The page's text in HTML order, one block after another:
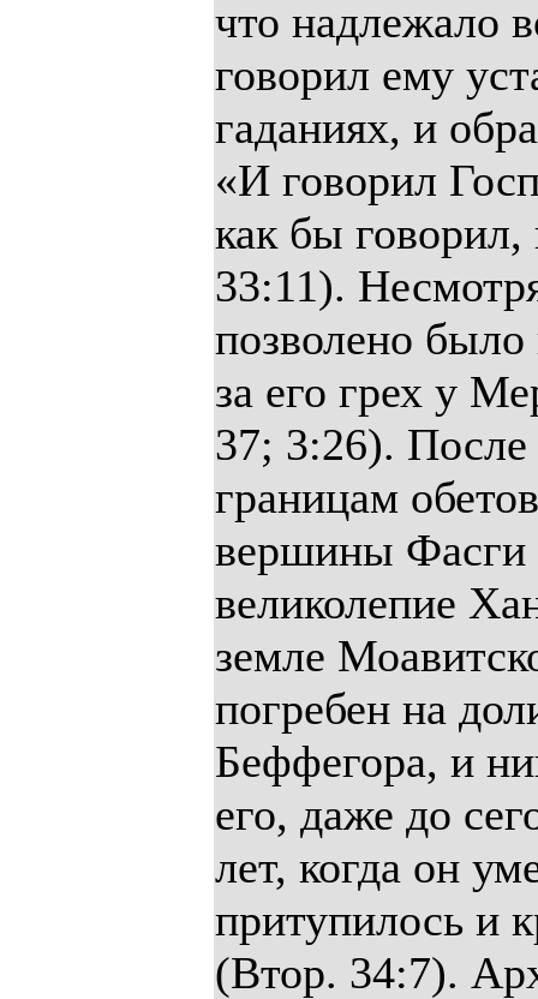
что надлежало
говорил ему
гаданиях, и
«И говорил
как бы
33:11).
позволено
за его грех у
37; 3:26). После
границам
вершины Фасги
великолепие
земле
погребен на
Беффегора, и
его, даже до
лет, когда он
притупилось и
(Втор. 34:7).